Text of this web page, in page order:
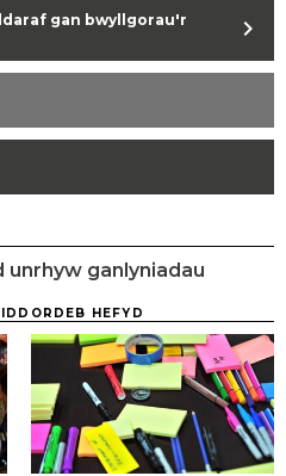
gan bwyllgorau'r
chevron_right
ganlyniadau
HEFYD